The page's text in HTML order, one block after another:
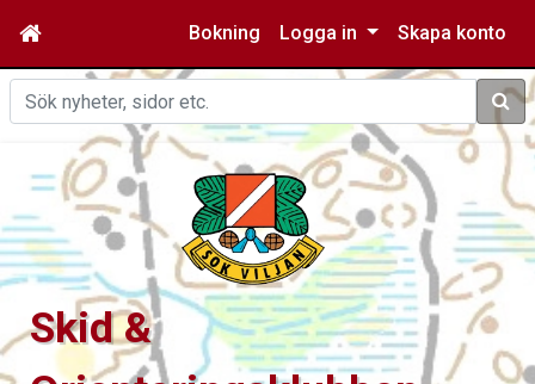
Bokning Logga in Skapa konto
Sök
Skid &